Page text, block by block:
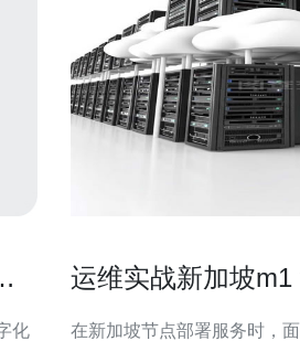
运维实战新加坡m1
在新加坡节点部署服务时，